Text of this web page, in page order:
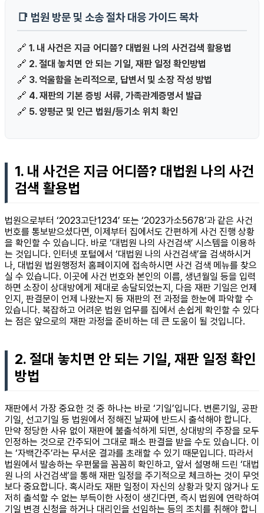
📑 법원 방문 및 소송 절차 대응 가이드 목차
🔗 1. 내 사건은 지금 어디쯤? 대법원 나의 사건검색 활용법
🔗 2. 절대 놓치면 안 되는 기일, 재판 일정 확인방법
🔗 3. 억울함을 논리적으로, 답변서 및 소장 작성 방법
🔗 4. 재판의 기본 증빙 서류, 가족관계증명서 발급
🔗 5. 양평군 및 인근 법원/등기소 위치 확인
1. 내 사건은 지금 어디쯤? 대법원 나의 사건
검색 활용법
법원으로부터 ‘2023고단1234’ 또는 ‘2023가소5678’과 같은 사건
번호를 통보받으셨다면, 이제부터 집에서도 간편하게 사건 진행 상황
을 확인할 수 있습니다. 바로 ‘대법원 나의 사건검색’ 시스템을 이용하
는 것입니다. 인터넷 포털에서 ‘대법원 나의 사건검색’을 검색하시거
나, 대법원 법원행정처 홈페이지에 접속하시면 사건 검색 메뉴를 찾으
실 수 있습니다. 이곳에 사건 번호와 본인의 이름, 생년월일 등을 입력
하면 소장이 상대방에게 제대로 송달되었는지, 다음 재판 기일은 언제
인지, 판결문이 언제 나왔는지 등 재판의 전 과정을 한눈에 파악할 수
있습니다. 복잡하고 어려운 법원 업무를 집에서 손쉽게 확인할 수 있다
는 점은 앞으로의 재판 과정을 준비하는 데 큰 도움이 될 것입니다.
2. 절대 놓치면 안 되는 기일, 재판 일정 확인
방법
재판에서 가장 중요한 것 중 하나는 바로 ‘기일’입니다. 변론기일, 공판
기일, 선고기일 등 법원에서 정해진 날짜에 반드시 출석해야 합니다.
만약 정당한 사유 없이 재판에 불출석하게 되면, 상대방의 주장을 모두
인정하는 것으로 간주되어 그대로 패소 판결을 받을 수도 있습니다. 이
는 ‘자백간주’라는 무서운 결과를 초래할 수 있기 때문입니다. 따라서
법원에서 발송하는 우편물을 꼼꼼히 확인하고, 앞서 설명해 드린 ‘대법
원 나의 사건검색’을 통해 재판 일정을 주기적으로 체크하는 것이 무엇
보다 중요합니다. 혹시라도 재판 일정이 자신의 상황과 맞지 않거나 도
저히 출석할 수 없는 부득이한 사정이 생긴다면, 즉시 법원에 연락하여
기일 변경 신청을 하거나 대리인을 선임하는 등의 조치를 취해야 합니